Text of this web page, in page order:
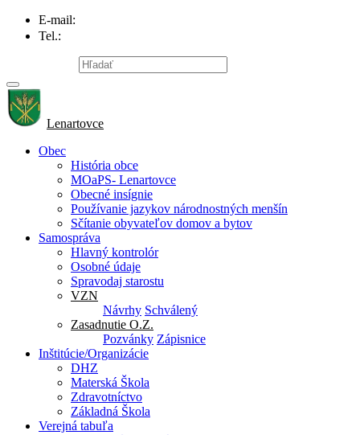
E-mail:
Tel.:
Lenartovce
Obec
História obce
MOaPS- Lenartovce
Obecné insígnie
Používanie jazykov národnostných menšín
Sčítanie obyvateľov domov a bytov
Samospráva
Hlavný kontrolór
Osobné údaje
Spravodaj starostu
VZN
Návrhy Schválený
Zasadnutie O.Z.
Pozvánky Zápisnice
Inštitúcie/Organizácie
DHZ
Materská Škola
Zdravotníctvo
Základná Škola
Verejná tabuľa